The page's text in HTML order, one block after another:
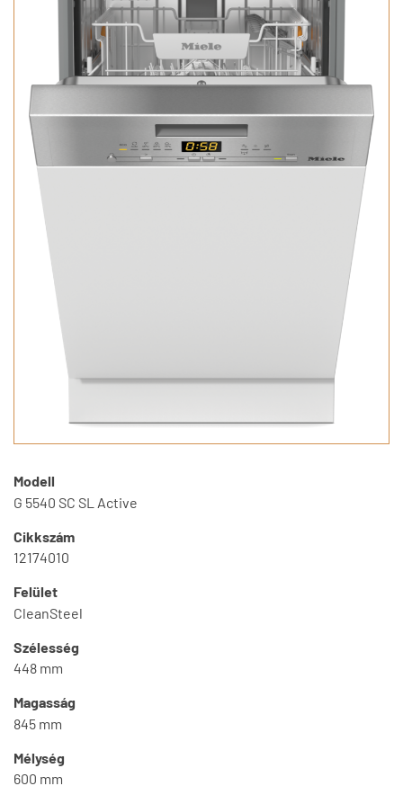
Modell
G 5540 SC SL Active
Cikkszám
12174010
Felület
CleanSteel
Szélesség
448 mm
Magasság
845 mm
Mélység
600 mm